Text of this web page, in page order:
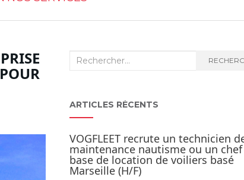
Recherche
ARTICLES RÉCENTS
VOGFLEET recrute un technicien
maintenance nautisme ou un
base de location de voiliers basé
Marseille (H/F)